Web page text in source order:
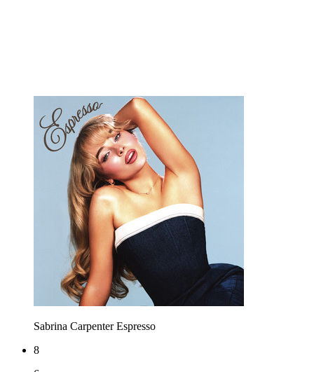
Sabrina CarpenterEspresso
8